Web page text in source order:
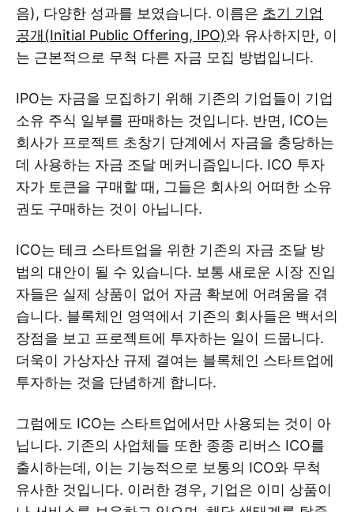
음), 다양한 성과를 보였습니다. 이름은 초기 기업
공개(Initial Public Offering, IPO)와 유사하지만, 이
는 근본적으로 무척 다른 자금 모집 방법입니다.
IPO는 자금을 모집하기 위해 기존의 기업들이 기업
소유 주식 일부를 판매하는 것입니다. 반면, ICO는
회사가 프로젝트 초창기 단계에서 자금을 충당하는
데 사용하는 자금 조달 메커니즘입니다. ICO 투자
자가 토큰을 구매할 때, 그들은 회사의 어떠한 소유
권도 구매하는 것이 아닙니다.
ICO는 테크 스타트업을 위한 기존의 자금 조달 방
법의 대안이 될 수 있습니다. 보통 새로운 시장 진입
자들은 실제 상품이 없어 자금 확보에 어려움을 겪
습니다. 블록체인 영역에서 기존의 회사들은 백서의
장점을 보고 프로젝트에 투자하는 일이 드뭅니다.
더욱이 가상자산 규제 결여는 블록체인 스타트업에
투자하는 것을 단념하게 합니다.
그럼에도 ICO는 스타트업에서만 사용되는 것이 아
닙니다. 기존의 사업체들 또한 종종 리버스 ICO를
출시하는데, 이는 기능적으로 보통의 ICO와 무척
유사한 것입니다. 이러한 경우, 기업은 이미 상품이